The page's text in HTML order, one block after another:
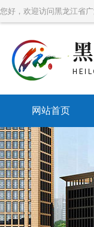
您好，欢迎访问黑龙江省
网站首页